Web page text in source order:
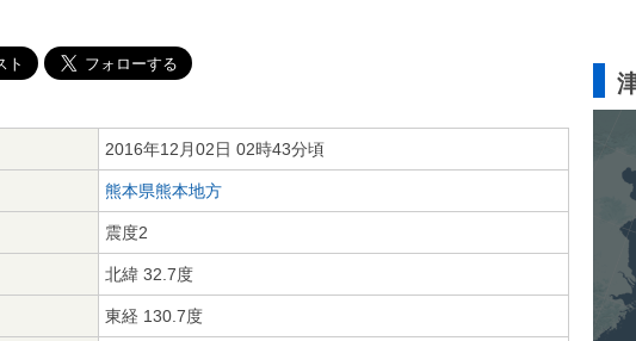
2016年12月02日 02時43分頃
熊本県熊本地方
震度2
北緯 32.7度
東経 130.7度